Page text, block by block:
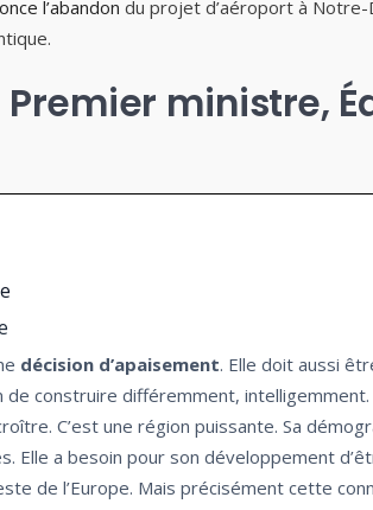
l’abandon du projet d’aéroport à Notre-
ministre,
décision d’apaisement. Elle doit aussi
de construire différemment,
C’est une région puissante. Sa
Elle a besoin pour son développement
de l’Europe. Mais précisément cette